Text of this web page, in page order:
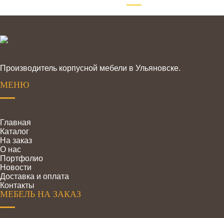
Производитель корпусной мебели в Ульяновске.
МЕНЮ
Главная
Каталог
На заказ
О нас
Портфолио
Новости
Доставка и оплата
Контакты
МЕБЕЛЬ НА ЗАКАЗ